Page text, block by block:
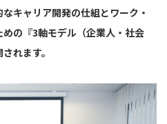
キャリア開発の仕組とワーク・
の『3軸モデル（企業人・社会
れます。